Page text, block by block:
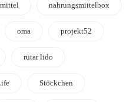
nahrungsmittelbox
oma projekt52
rutar lido
Stöckchen